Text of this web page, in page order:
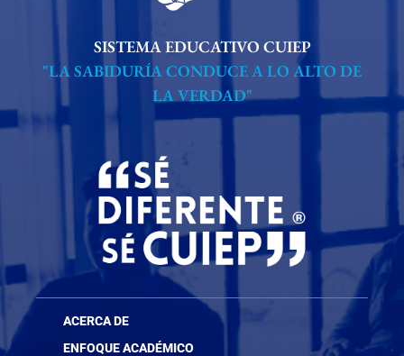
SISTEMA EDUCATIVO CUIEP
"LA SABIDURÍA CONDUCE A LO ALTO DE
LA VERDAD"
ACERCA DE
ENFOQUE ACADÉMICO